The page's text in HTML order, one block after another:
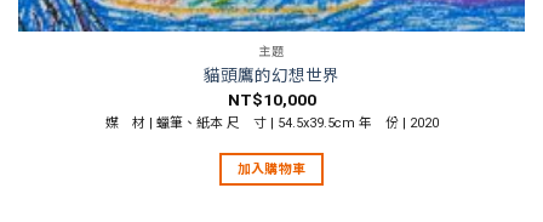
主題
貓頭鷹的幻想世界
NT$10,000
媒 材 | 蠟筆、紙本 尺 寸 | 54.5x39.5cm 年 份 | 2020
加入購物車